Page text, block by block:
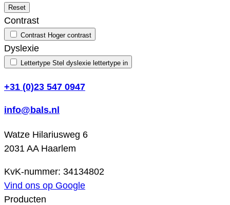
Reset
Contrast
Contrast Hoger contrast
Dyslexie
Lettertype Stel dyslexie lettertype in
+31 (0)23 547 0947
info@bals.nl
Watze Hilariusweg 6
2031 AA Haarlem
KvK-nummer: 34134802
Vind ons op Google
Producten